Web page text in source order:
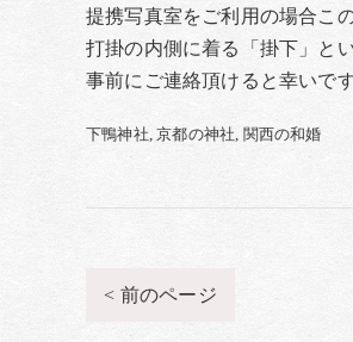
提携写真室をご利用の場合こ
打掛の内側に着る「掛下」と
事前にご連絡頂けると幸いで
下鴨神社 京都の神社 関西の和婚
< 前のページ